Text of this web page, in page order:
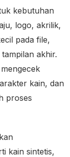
kebutuhan
logo, akrilik,
pada file,
akhir.
kain, dan
proses
kain sintetis,